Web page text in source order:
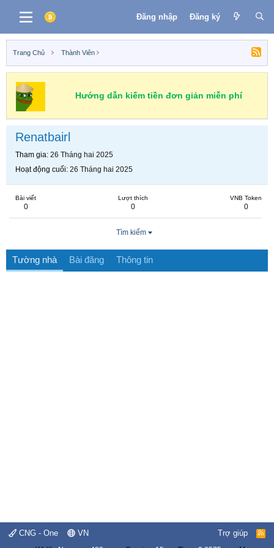
Đăng nhập Đăng ký
Trang Chủ Thành Viên
Hướng dẫn kiếm tiền đơn giản miễn phí
Renatbairl
Tham gia 26 Tháng hai 2025
Hoạt động cuối 26 Tháng hai 2025
Bài viết
0
Lượt thích
0
VNB Token
0
Tìm kiếm
Tường nhà Bài đăng Thông tin
CNG - One VN Trợ giúp
R